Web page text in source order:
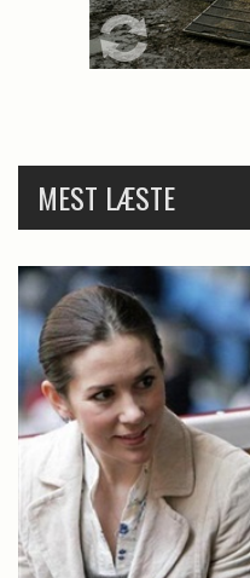
MEST LÆSTE